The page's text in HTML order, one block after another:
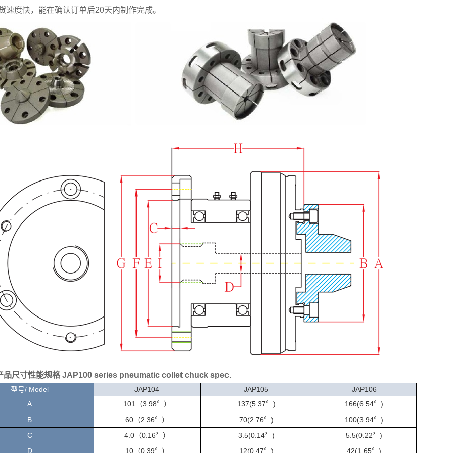
速度快，能在确认订单后20天内制作完成。
品尺寸性能规格JAP100 series pneumatic collet chuck spec.
型号/ Model JAP104 JAP105 JAP106
A
101（3.98〞） 137(5.37〞)
166(6.54〞)
B
60（2.36〞） 70(2.76〞)
100(3.94〞)
C
4.0（0.16〞） 3.5(0.14〞)
5.5(0.22〞)
D
10（0.39〞） 12(0.47〞) 42(1.65〞)